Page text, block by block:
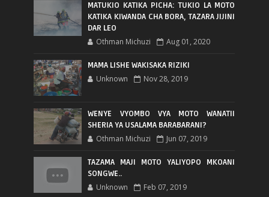
MATUKIO KATIKA PICHA: TUKIO LA MOTO
KATIKA KIWANDA CHA BORA, TAZARA JIJINI
DAR LEO
Othman Michuzi Aug 01, 2020
MAMA LISHE WAKISAKA RIZIKI
Unknown Nov 28, 2019
WENYE VYOMBO VYA MOTO WANATII
SHERIA YA USALAMA BARABARANI?
Othman Michuzi Jun 07, 2019
TAZAMA MAJI MOTO YALIYOPO MKOANI
SONGWE..
Unknown Feb 07, 2019